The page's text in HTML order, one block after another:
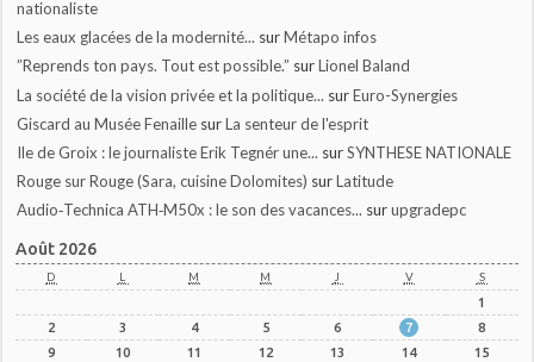
nationaliste
Les eaux glacées de la modernité... surMétapo infos
”Reprends ton pays. Tout est possible.” surLionel Baland
La société de la vision privée et la politique... surEuro-Synergies
Giscard au Musée Fenaille surLa senteur de l'esprit
Ile de Groix : le journaliste Erik Tegnér une... surSYNTHESE NATIONALE
Rouge sur Rouge (Sara, cuisine Dolomites) surLatitude
Audio‑Technica ATH‑M50x : le son des vacances... surupgradepc
Août 2026
D L M M J V S
1
2
3 4 5 6 7
8
9
10 11 12 13 14
15